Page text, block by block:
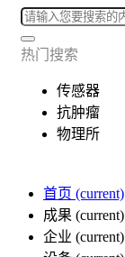
热门搜索
传感器
抗肿瘤
物理所
首页 (current)
成果 (current)
企业 (current)